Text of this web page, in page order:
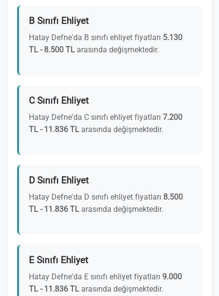
B Sınıfı Ehliyet
Hatay Defne'da B sınıfı ehliyet fiyatları 5.130
TL - 8.500 TL arasında değişmektedir.
C Sınıfı Ehliyet
Hatay Defne'da C sınıfı ehliyet fiyatları 7.200
TL - 11.836 TL arasında değişmektedir.
D Sınıfı Ehliyet
Hatay Defne'da D sınıfı ehliyet fiyatları 8.500
TL - 11.836 TL arasında değişmektedir.
E Sınıfı Ehliyet
Hatay Defne'da E sınıfı ehliyet fiyatları 9.000
TL - 11.836 TL arasında değişmektedir.